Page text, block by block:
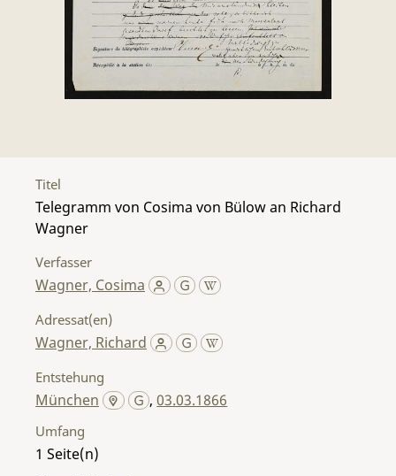
Titel
Telegramm von Cosima von Bülow an Richard
Wagner
Verfasser
Wagner, Cosima
Adressat(en)
Wagner, Richard
Entstehung
München ,03.03.1866
Umfang
1